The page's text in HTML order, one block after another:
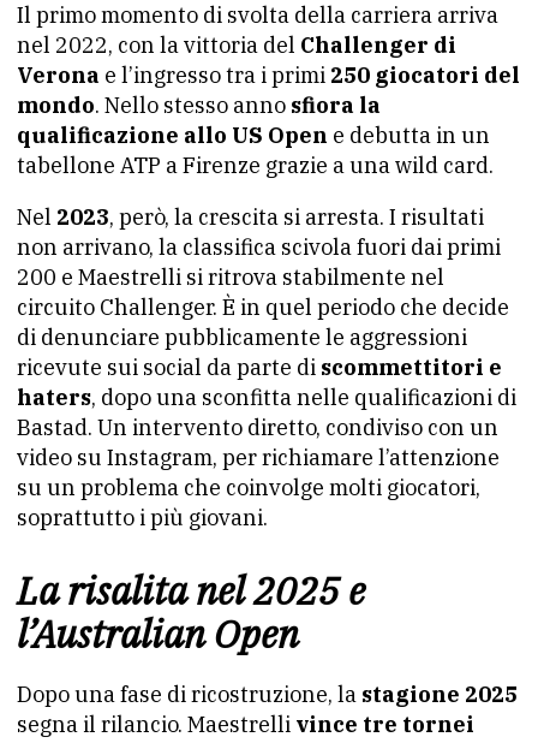
Il primo momento di svolta della carriera arriva
nel 2022, con la vittoria del Challenger di
Verona e l’ingresso tra i primi 250 giocatori del
mondo. Nello stesso anno sfiora la
qualificazione allo US Open e debutta in un
tabellone ATP a Firenze grazie a una wild card.
Nel 2023, però, la crescita si arresta. I risultati
non arrivano, la classifica scivola fuori dai primi
200 e Maestrelli si ritrova stabilmente nel
circuito Challenger. È in quel periodo che decide
di denunciare pubblicamente le aggressioni
ricevute sui social da parte di scommettitori e
haters, dopo una sconfitta nelle qualificazioni di
Bastad. Un intervento diretto, condiviso con un
video su Instagram, per richiamare l’attenzione
su un problema che coinvolge molti giocatori,
soprattutto i più giovani.
La risalita nel 2025 e
l’Australian Open
Dopo una fase di ricostruzione, la stagione 2025
segna il rilancio. Maestrelli vince tre tornei